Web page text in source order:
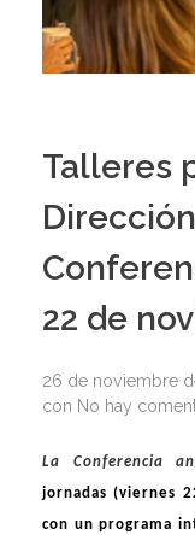
Talleres
22 de
26 de noviembre
con No hay
La Conferencia
jornadas (viernes
con un programa